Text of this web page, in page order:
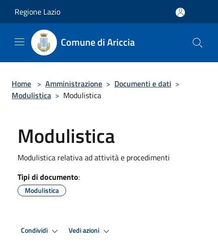
Regione Lazio
Comune di Ariccia
Home > Amministrazione > Documenti e dati >
Modulistica > Modulistica
Modulistica
Modulistica relativa ad attività e procedimenti
Tipi di documento:
Modulistica
Condividi Vedi azioni